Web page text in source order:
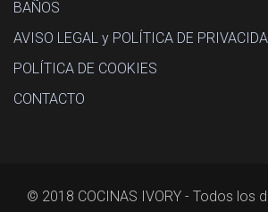
BAÑOS
AVISO LEGAL y POLÍTICA DE
POLÍTICA DE COOKIES
CONTACTO
© 2018 COCINAS IVORY - Todos los